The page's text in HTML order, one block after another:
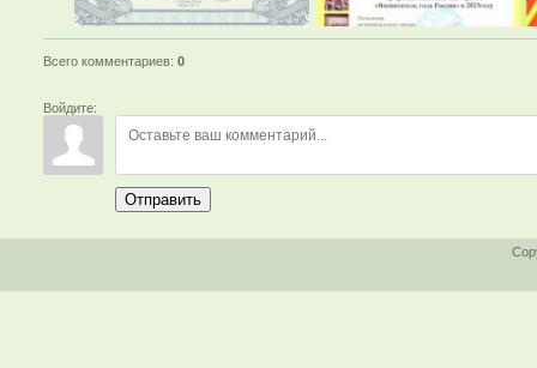
Всего комментариев:0
Войдите:
Отправить